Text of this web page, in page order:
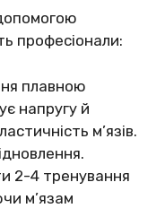
професіонали:
плавною
напругу й
м’язів.
2-4 тренування
м’язам